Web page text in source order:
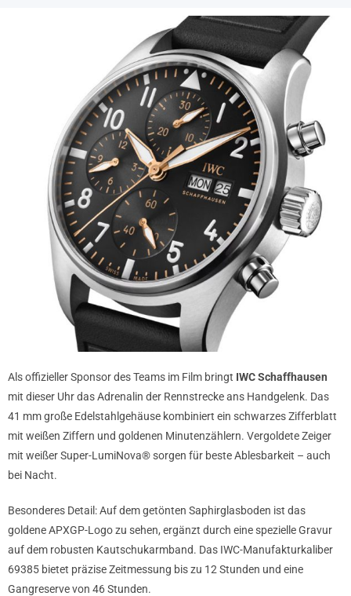
Als offizieller Sponsor des Teams im Film bringt IWC Schaffhausen
mit dieser Uhr das Adrenalin der Rennstrecke ans Handgelenk. Das
41 mm große Edelstahlgehäuse kombiniert ein schwarzes Zifferblatt
mit weißen Ziffern und goldenen Minutenzählern. Vergoldete Zeiger
mit weißer Super-LumiNova® sorgen für beste Ablesbarkeit – auch
bei Nacht.
Besonderes Detail: Auf dem getönten Saphirglasboden ist das
goldene APXGP-Logo zu sehen, ergänzt durch eine spezielle Gravur
auf dem robusten Kautschukarmband. Das IWC-Manufakturkaliber
69385 bietet präzise Zeitmessung bis zu 12 Stunden und eine
Gangreserve von 46 Stunden.